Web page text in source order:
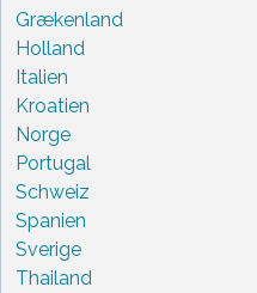
Grækenland
Holland
Italien
Kroatien
Norge
Portugal
Schweiz
Spanien
Sverige
Thailand